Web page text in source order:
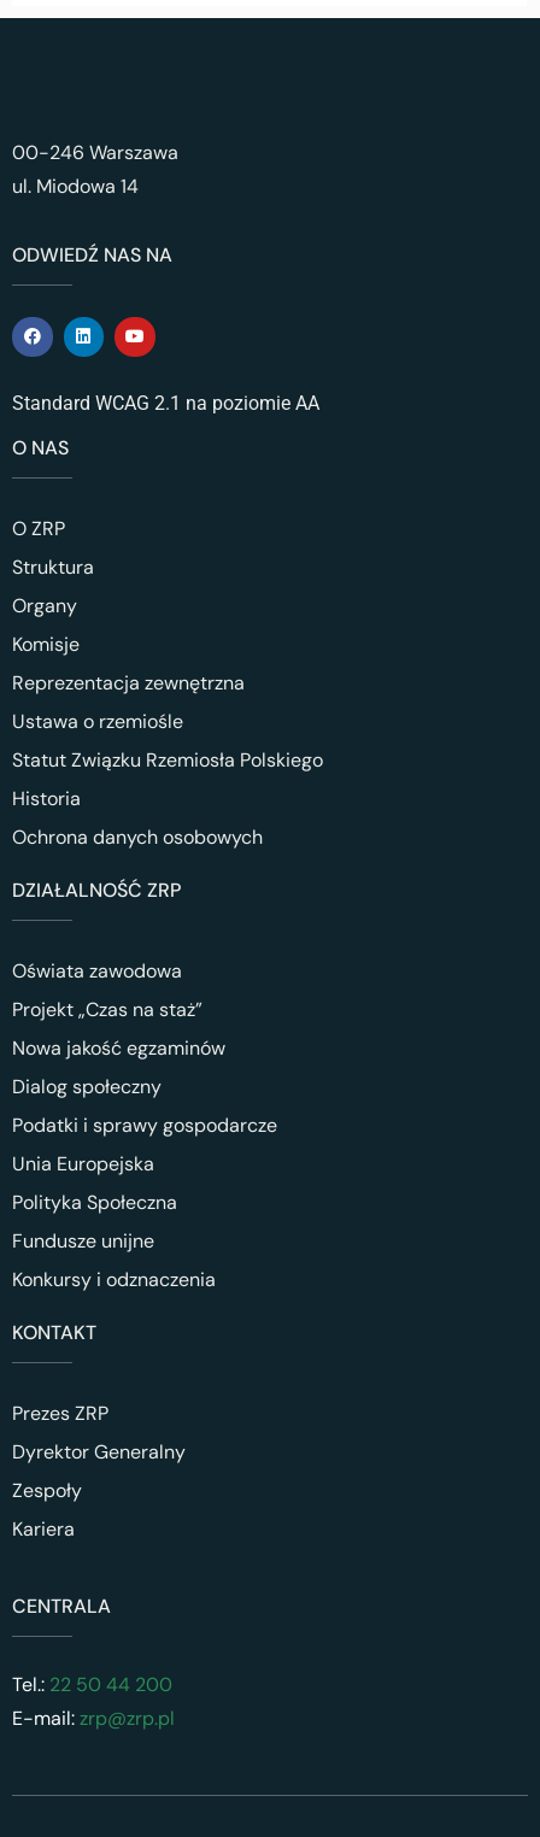
00-246 Warszawa
ul. Miodowa 14
ODWIEDŹ NAS NA
Standard WCAG 2.1 na poziomie AA
O NAS
O ZRP
Struktura
Organy
Komisje
Reprezentacja zewnętrzna
Ustawa o rzemiośle
Statut Związku Rzemiosła Polskiego
Historia
Ochrona danych osobowych
DZIAŁALNOŚĆ ZRP
Oświata zawodowa
Projekt „Czas na staż”
Nowa jakość egzaminów
Dialog społeczny
Podatki i sprawy gospodarcze
Unia Europejska
Polityka Społeczna
Fundusze unijne
Konkursy i odznaczenia
KONTAKT
Prezes ZRP
Dyrektor Generalny
Zespoły
Kariera
CENTRALA
Tel.: 22 50 44 200
E-mail:zrp@zrp.pl